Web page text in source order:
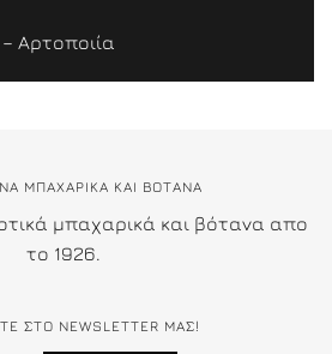
Αρτοποιία
ΜΠΑΧΑΡΙΚΑ ΚΑΙ ΒΟΤΑΝΑ
μπαχαρικά και βότανα απο
το 1926.
ΣΤΟ NEWSLETTER ΜΑΣ!